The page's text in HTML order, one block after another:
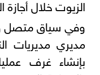
الزيوت خلال أجازة
وفي سياق متصل
مديري مديريات
بإنشاء غرف